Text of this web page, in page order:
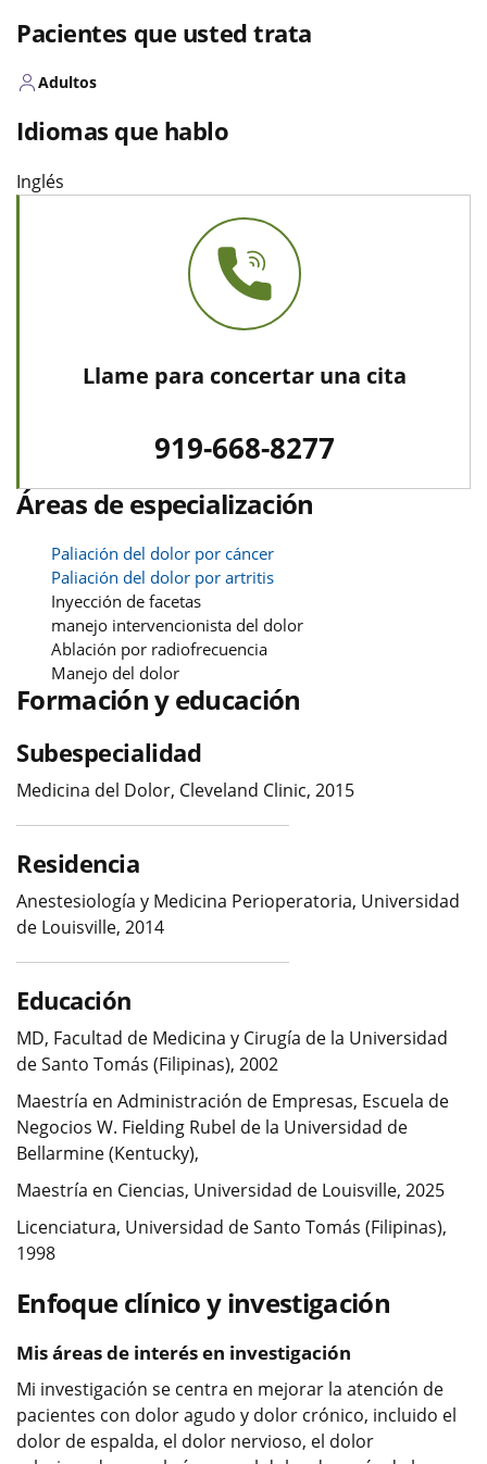
Pacientes que usted trata
Adultos
Idiomas que hablo
Inglés
Llame para concertar una cita
919-668-8277
Áreas de especialización
Paliación del dolor por cáncer
Paliación del dolor por artritis
Inyección de facetas
manejo intervencionista del dolor
Ablación por radiofrecuencia
Manejo del dolor
Formación y educación
Subespecialidad
Medicina del Dolor, Cleveland Clinic, 2015
Residencia
Anestesiología y Medicina Perioperatoria, Universidad
de Louisville, 2014
Educación
MD, Facultad de Medicina y Cirugía de la Universidad
de Santo Tomás (Filipinas), 2002
Maestría en Administración de Empresas, Escuela de
Negocios W. Fielding Rubel de la Universidad de
Bellarmine (Kentucky),
Maestría en Ciencias, Universidad de Louisville, 2025
Licenciatura, Universidad de Santo Tomás (Filipinas),
1998
Enfoque clínico y investigación
Mis áreas de interés en investigación
Mi investigación se centra en mejorar la atención de
pacientes con dolor agudo y dolor crónico, incluido el
dolor de espalda, el dolor nervioso, el dolor